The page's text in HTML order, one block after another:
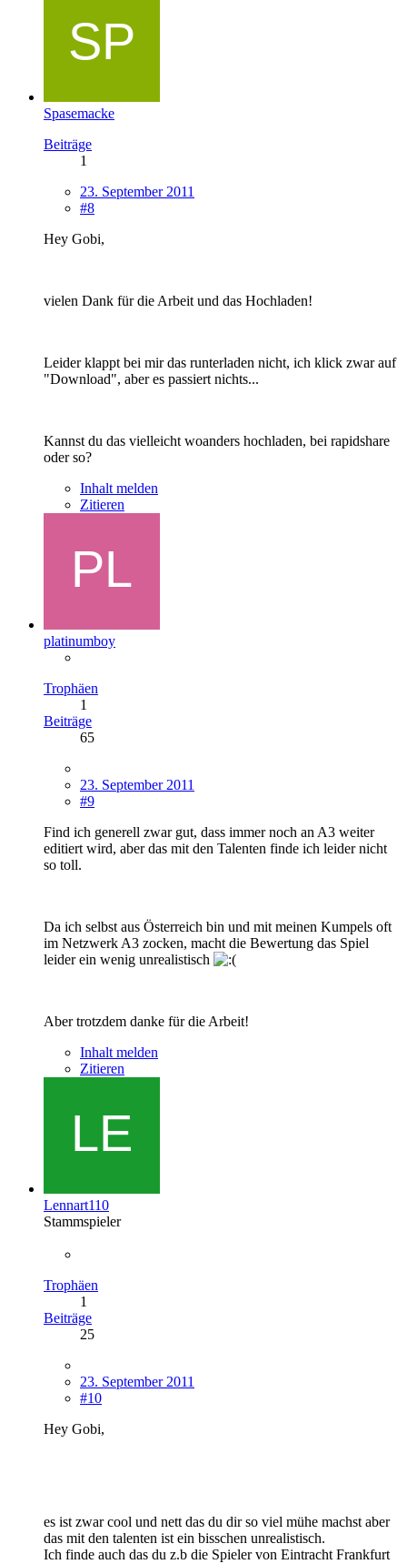
Spasemacke
Beiträge
1
23. September 2011
#8
Hey Gobi,
vielen Dank für die Arbeit und das Hochladen!
Leider klappt bei mir das runterladen nicht, ich klick zwar auf
"Download", aber es passiert nichts...
Kannst du das vielleicht woanders hochladen, bei rapidshare
oder so?
Inhalt melden
Zitieren
platinumboy
Trophäen
1
Beiträge
65
23. September 2011
#9
Find ich generell zwar gut, dass immer noch an A3 weiter
editiert wird, aber das mit den Talenten finde ich leider nicht
so toll.
Da ich selbst aus Österreich bin und mit meinen Kumpels oft
im Netzwerk A3 zocken, macht die Bewertung das Spiel
leider ein wenig unrealistisch
Aber trotzdem danke für die Arbeit!
Inhalt melden
Zitieren
Lennart110
Stammspieler
Trophäen
1
Beiträge
25
23. September 2011
#10
Hey Gobi,
es ist zwar cool und nett das du dir so viel mühe machst aber
das mit den talenten ist ein bisschen unrealistisch.
Ich finde auch das du z.b die Spieler von Eintracht Frankfurt